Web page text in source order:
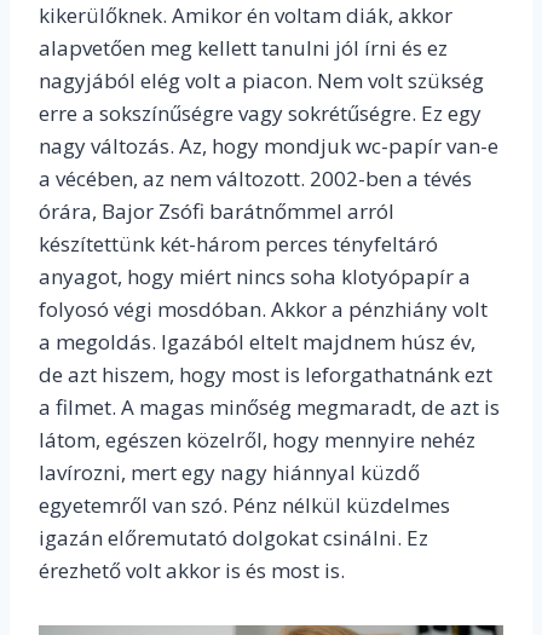
kikerülőknek. Amikor én voltam diák, akkor
alapvetően meg kellett tanulni jól írni és ez
nagyjából elég volt a piacon. Nem volt szükség
erre a sokszínűségre vagy sokrétűségre. Ez egy
nagy változás. Az, hogy mondjuk wc-papír van-e
a vécében, az nem változott. 2002-ben a tévés
órára, Bajor Zsófi barátnőmmel arról
készítettünk két-három perces tényfeltáró
anyagot, hogy miért nincs soha klotyópapír a
folyosó végi mosdóban. Akkor a pénzhiány volt
a megoldás. Igazából eltelt majdnem húsz év,
de azt hiszem, hogy most is leforgathatnánk ezt
a filmet. A magas minőség megmaradt, de azt is
látom, egészen közelről, hogy mennyire nehéz
lavírozni, mert egy nagy hiánnyal küzdő
egyetemről van szó. Pénz nélkül küzdelmes
igazán előremutató dolgokat csinálni. Ez
érezhető volt akkor is és most is.